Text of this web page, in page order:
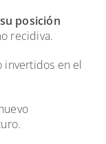
posición
recidiva.
en el